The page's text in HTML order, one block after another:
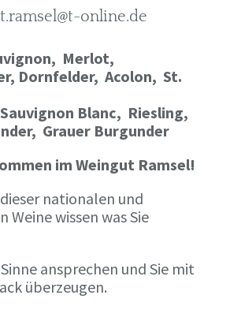
online.de
Merlot,
Dornfelder, Acolon, St.
Sauvignon Blanc, Riesling,
Grauer Burgunder
im Weingut Ramsel!
nationalen und
wissen was Sie
ansprechen und Sie mit
überzeugen.